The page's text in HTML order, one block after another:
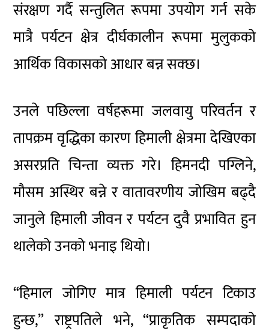
संरक्षण गर्दै सन्तुलित रूपमा उपयोग गर्न सके
मात्रै पर्यटन क्षेत्र दीर्घकालीन रूपमा मुलुकको
आर्थिक विकासको आधार बन्न सक्छ।
उनले पछिल्ला वर्षहरूमा जलवायु परिवर्तन र
तापक्रम वृद्धिका कारण हिमाली क्षेत्रमा देखिएका
असरप्रति चिन्ता व्यक्त गरे। हिमनदी पग्लिने,
मौसम अस्थिर बन्ने र वातावरणीय जोखिम बढ्दै
जानुले हिमाली जीवन र पर्यटन दुवै प्रभावित हुन
थालेको उनको भनाइ थियो।
“हिमाल जोगिए मात्र हिमाली पर्यटन टिकाउ
हुन्छ,” राष्ट्रपतिले भने, “प्राकृतिक सम्पदाको